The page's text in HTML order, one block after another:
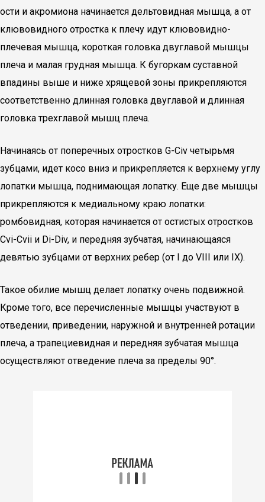
ости и акромиона начинается дельтовидная мышца, а от
клювовидного отростка к плечу идут клювовидно-
плечевая мышца, короткая головка двуглавой мышцы
плеча и малая грудная мышца. К бугоркам суставной
впадины выше и ниже хрящевой зоны прикрепляются
соответственно длинная головка двуглавой и длинная
головка трехглавой мышц плеча.
Начинаясь от поперечных отростков G-Civ четырьмя
зубцами, идет косо вниз и прикрепляется к верхнему углу
лопатки мышца, поднимающая лопатку. Еще две мышцы
прикрепляются к медиальному краю лопатки:
ромбовидная, которая начинается от остистых отростков
Cvi-Cvii и Di-Div, и передняя зубчатая, начинающаяся
девятью зубцами от верхних ребер (от I до VIII или IX).
Такое обилие мышц делает лопатку очень подвижной.
Кроме того, все перечисленные мышцы участвуют в
отведении, приведении, наружной и внутренней ротации
плеча, а трапециевидная и передняя зубчатая мышца
осуществляют отведение плеча за пределы 90°.